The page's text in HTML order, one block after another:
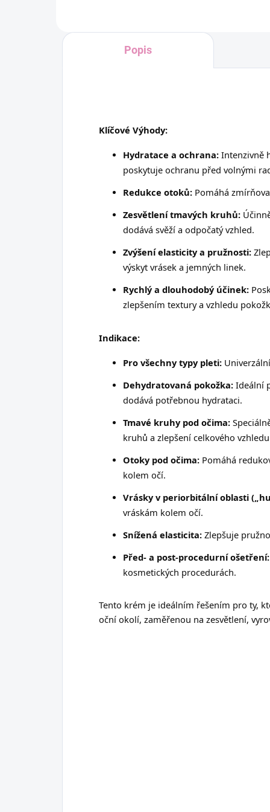
Popis
Klíčové Výhody:
Hydratace a ochrana: Intenzivně
poskytuje ochranu před volnými
Redukce otoků: Pomáhá
Zesvětlení tmavých kruhů:
dodává svěží a odpočatý vzhled.
Zvýšení elasticity a pružnosti:
výskyt vrásek a jemných linek.
Rychlý a dlouhodobý účinek:
zlepšením textury a vzhledu
Indikace:
Pro všechny typy pleti:
Dehydratovaná pokožka: Ideální
dodává potřebnou hydrataci.
Tmavé kruhy pod očima:
kruhů a zlepšení celkového
Otoky pod očima: Pomáhá
kolem očí.
Vrásky v periorbitální oblasti
vráskám kolem očí.
Snížená elasticita: Zlepšuje
Před- a post-procedurní ošetření:
kosmetických procedurách.
Tento krém je ideálním řešením pro ty,
oční okolí, zaměřenou na zesvětlení,